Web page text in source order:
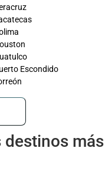
Escondido
destinos